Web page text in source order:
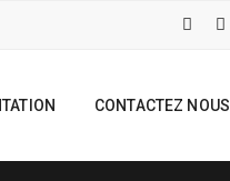
CONTACTEZ NOUS